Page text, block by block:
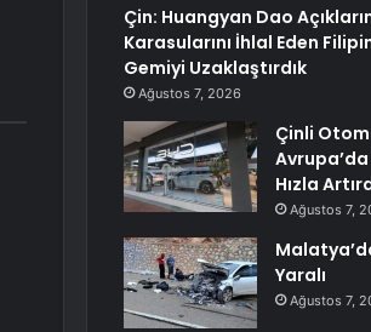
Çin: Huangyan Dao
Karasularını İhlal Eden
Gemiyi Uzaklaştırdık
Ağustos 7, 2026
Çinli
Avrupa’da
Hızla
Ağustos 7,
Yaralı
Ağustos 7,